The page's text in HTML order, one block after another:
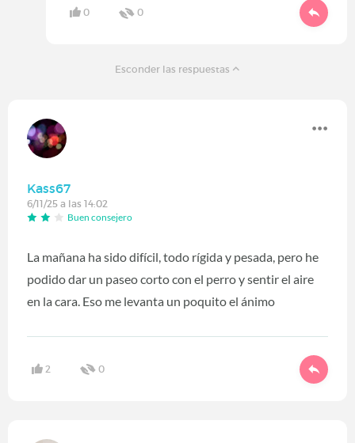
0 0
Esconder las respuestas
Kass67
6/11/25 a las 14:02
Buen consejero
La mañana ha sido difícil, todo rígida y pesada, pero he
podido dar un paseo corto con el perro y sentir el aire
en la cara. Eso me levanta un poquito el ánimo
2 0